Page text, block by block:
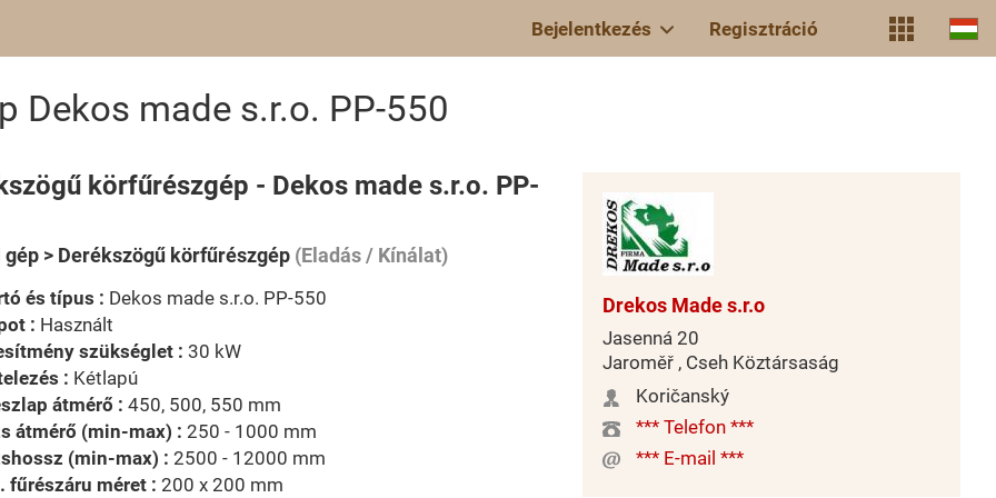
Bejelentkezés Regisztráció
Dekos made s.r.o. PP-550
körfűrészgép - Dekos made s.r.o. PP-
gép > Derékszögű körfűrészgép (Eladás / Kínálat)
és típus : Dekos made s.r.o. PP-550
: Használt
szükséglet : 30 kW
: Kétlapú
átmérő : 450, 500, 550 mm
átmérő (min-max) : 250 - 1000 mm
(min-max) : 2500 - 12000 mm
fűrészáru méret : 200 x 200 mm
Drekos Made s.r.o
Jasenná 20
Jaroměř , Cseh Köztársaság
Koričanský
*** Telefon ***
*** E-mail ***